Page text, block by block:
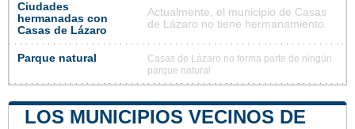
Ciudades
hermanadas con
Casas de Lázaro
Actualmente, el municipio de Casas
de Lázaro no tiene hermanamiento
Parque natural
Casas de Lázaro no forma parte de ningún
parque natural
LOS MUNICIPIOS VECINOS DE